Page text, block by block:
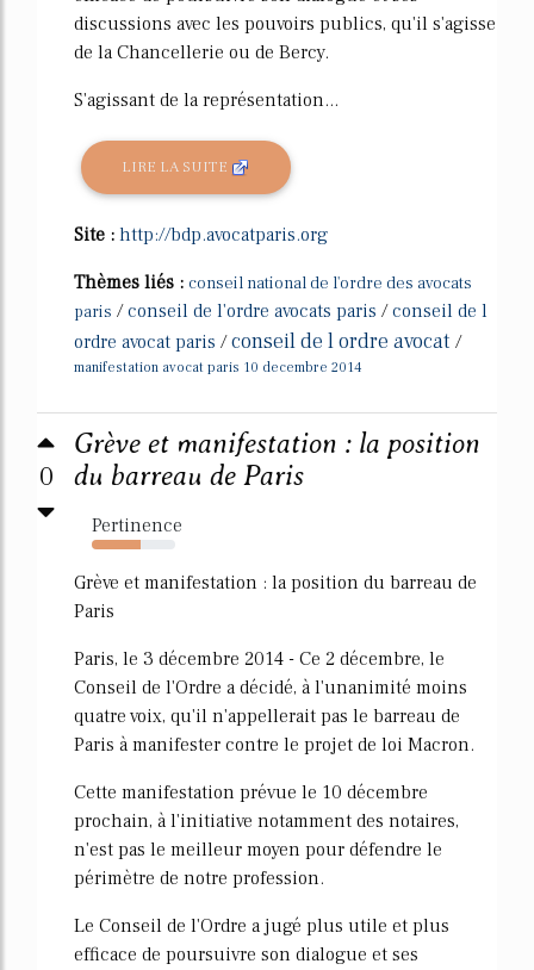
discussions avec les pouvoirs publics, qu'il s'agisse
de la Chancellerie ou de Bercy.
S'agissant de la représentation...
LIRE LA SUITE
Site : http://bdp.avocatparis.org
Thèmes liés : conseil national de l'ordre des avocats
paris /conseil de l'ordre avocats paris /conseil de l
ordre avocat paris /conseil de l ordre avocat /
manifestation avocat paris 10 decembre 2014
0
Grève et manifestation : la position
du barreau de Paris
Pertinence
59%
Grève et manifestation : la position du barreau de
Paris
Paris, le 3 décembre 2014 - Ce 2 décembre, le
Conseil de l'Ordre a décidé, à l'unanimité moins
quatre voix, qu'il n'appellerait pas le barreau de
Paris à manifester contre le projet de loi Macron.
Cette manifestation prévue le 10 décembre
prochain, à l'initiative notamment des notaires,
n'est pas le meilleur moyen pour défendre le
périmètre de notre profession.
Le Conseil de l'Ordre a jugé plus utile et plus
efficace de poursuivre son dialogue et ses